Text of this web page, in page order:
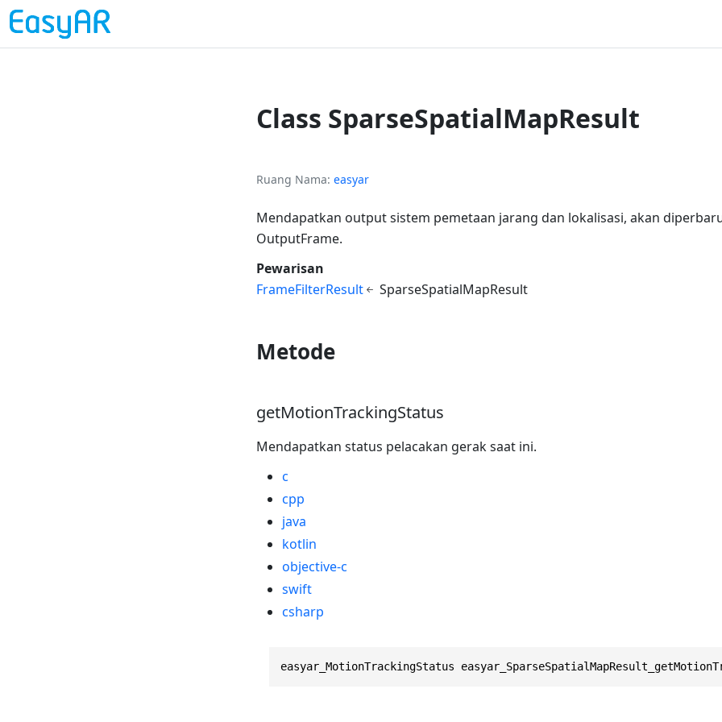
Class SparseSpatialMapResult
Ruang Nama easyar
Mendapatkan output sistem pemetaan jarang dan lokalisasi, akan
OutputFrame.
Pewarisan
FrameFilterResult
SparseSpatialMapResult
Metode
getMotionTrackingStatus
Mendapatkan status pelacakan gerak saat ini.
c
cpp
java
kotlin
objective-c
swift
csharp
easyar_MotionTrackingStatus